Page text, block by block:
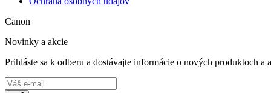
Canon
Novinky a akcie
Prihláste sa k odberu a dostávajte informácie o nových produktoch a